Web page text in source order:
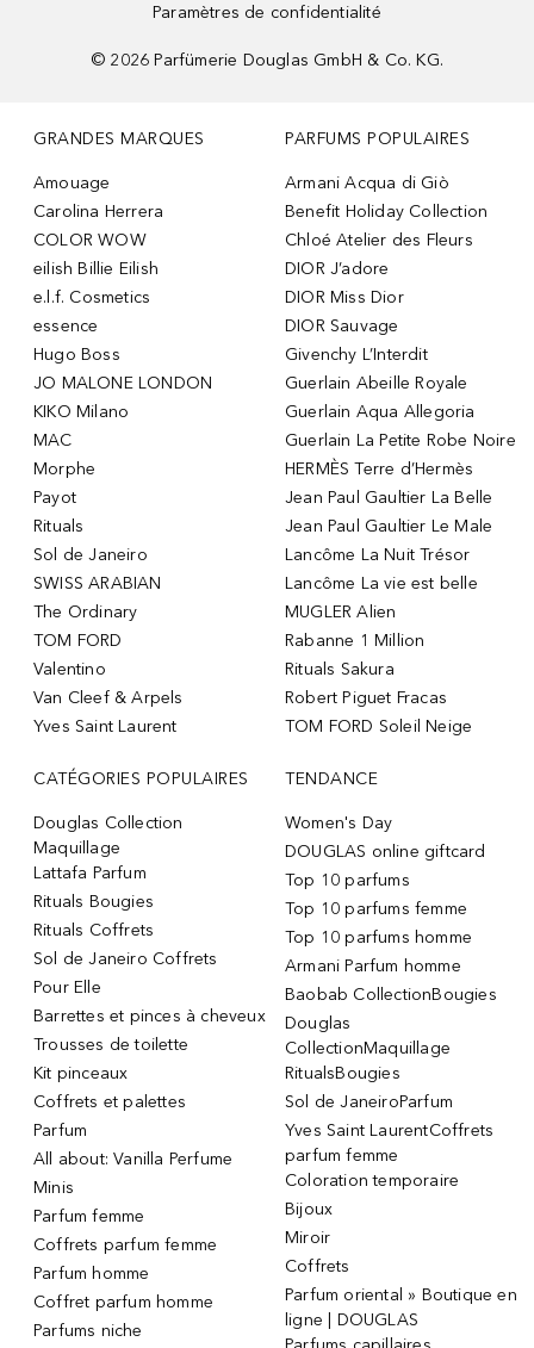
Paramètres de confidentialité
© 2026 Parfümerie Douglas GmbH & Co. KG.
GRANDES MARQUES
Amouage
Carolina Herrera
COLOR WOW
eilish Billie Eilish
e.l.f. Cosmetics
essence
Hugo Boss
JO MALONE LONDON
KIKO Milano
MAC
Morphe
Payot
Rituals
Sol de Janeiro
SWISS ARABIAN
The Ordinary
TOM FORD
Valentino
Van Cleef & Arpels
Yves Saint Laurent
PARFUMS POPULAIRES
Armani Acqua di Giò
Benefit Holiday Collection
Chloé Atelier des Fleurs
DIOR J’adore
DIOR Miss Dior
DIOR Sauvage
Givenchy L’Interdit
Guerlain Abeille Royale
Guerlain Aqua Allegoria
Guerlain La Petite Robe Noire
HERMÈS Terre d’Hermès
Jean Paul Gaultier La Belle
Jean Paul Gaultier Le Male
Lancôme La Nuit Trésor
Lancôme La vie est belle
MUGLER Alien
Rabanne 1 Million
Rituals Sakura
Robert Piguet Fracas
TOM FORD Soleil Neige
CATÉGORIES POPULAIRES
Douglas Collection
Maquillage
Lattafa Parfum
Rituals Bougies
Rituals Coffrets
Sol de Janeiro Coffrets
Pour Elle
Barrettes et pinces à cheveux
Trousses de toilette
Kit pinceaux
Coffrets et palettes
Parfum
All about: Vanilla Perfume
Minis
Parfum femme
Coffrets parfum femme
Parfum homme
Coffret parfum homme
Parfums niche
TENDANCE
Women's Day
DOUGLAS online giftcard
Top 10 parfums
Top 10 parfums femme
Top 10 parfums homme
Armani Parfum homme
Baobab CollectionBougies
Douglas
CollectionMaquillage
RitualsBougies
Sol de JaneiroParfum
Yves Saint LaurentCoffrets
parfum femme
Coloration temporaire
Bijoux
Miroir
Coffrets
Parfum oriental » Boutique en
ligne | DOUGLAS